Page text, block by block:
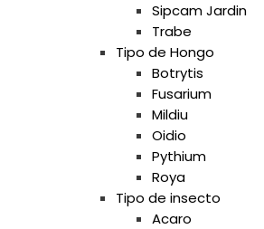
Sipcam Jardin
Trabe
Tipo de Hongo
Botrytis
Fusarium
Mildiu
Oidio
Pythium
Roya
Tipo de insecto
Acaro